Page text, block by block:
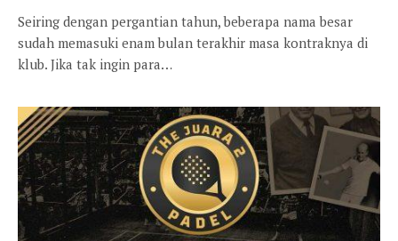
Seiring dengan pergantian tahun, beberapa nama besar
sudah memasuki enam bulan terakhir masa kontraknya di
klub. Jika tak ingin para…